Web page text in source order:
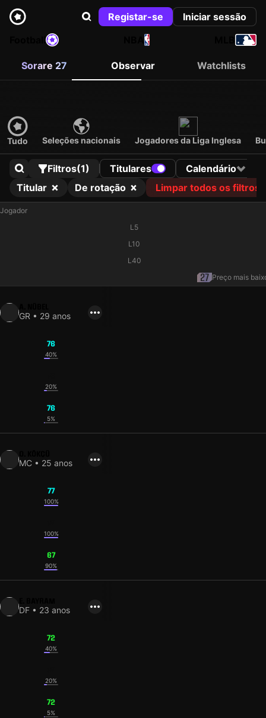
Registar-se
Iniciar sessão
NBA
Sorare 27 Observar Watchlists
Tudo Seleções nacionais Jogadores da Liga Inglesa
Filtros(1) Titulares
Calendário
Titular
De rotação Limpar todos os filtros
Jogador
L5
L10
L40
Preço mais
GR • 29 anos
76
40%
20%
76
5%
MC • 25 anos
77
100%
100%
67
90%
DF • 23 anos
72
40%
20%
72
5%